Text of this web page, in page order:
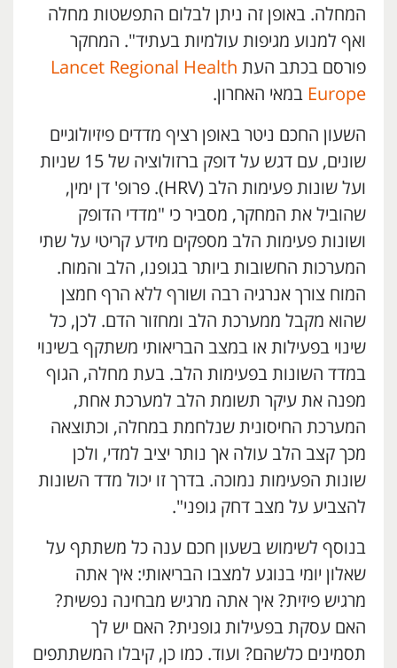
המחלה. באופן זה ניתן לבלום התפשטות מחלה
ואף למנוע מגיפות עולמיות בעתיד". המחקר
פורסם בכתב העת Lancet Regional Health
Europe במאי האחרון.
השעון החכם ניטר באופן רציף מדדים פיזיולוגיים
שונים, עם דגש על דופק ברזולוציה של 15 שניות
ועל שונות פעימות הלב (HRV). פרופ' דן ימין,
שהוביל את המחקר, מסביר כי "מדדי הדופק
ושונות פעימות הלב מספקים מידע קריטי על שתי
המערכות החשובות ביותר בגופנו, הלב והמוח.
המוח צורך אנרגיה רבה ושורף ללא הרף חמצן
שהוא מקבל ממערכת הלב ומחזור הדם. לכן, כל
שינוי בפעילות או במצב הבריאותי משתקף בשינוי
במדד השונות בפעימות הלב. בעת מחלה, הגוף
מפנה את עיקר תשומת הלב למערכת אחת,
המערכת החיסונית שנלחמת במחלה, וכתוצאה
מכך קצב הלב עולה אך נותר יציב למדי, ולכן
שונות הפעימות נמוכה. בדרך זו יכול מדד השונות
להצביע על מצב דחק גופני".
בנוסף לשימוש בשעון חכם ענה כל משתתף על
שאלון יומי בנוגע למצבו הבריאותי: איך אתה
מרגיש פיזית? איך אתה מרגיש מבחינה נפשית?
האם עסקת בפעילות גופנית? האם יש לך
תסמינים כלשהם? ועוד. כמו כן, קיבלו המשתתפים